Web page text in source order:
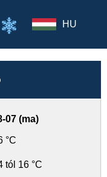
HU
07 (ma)
°C
tól 16 °C